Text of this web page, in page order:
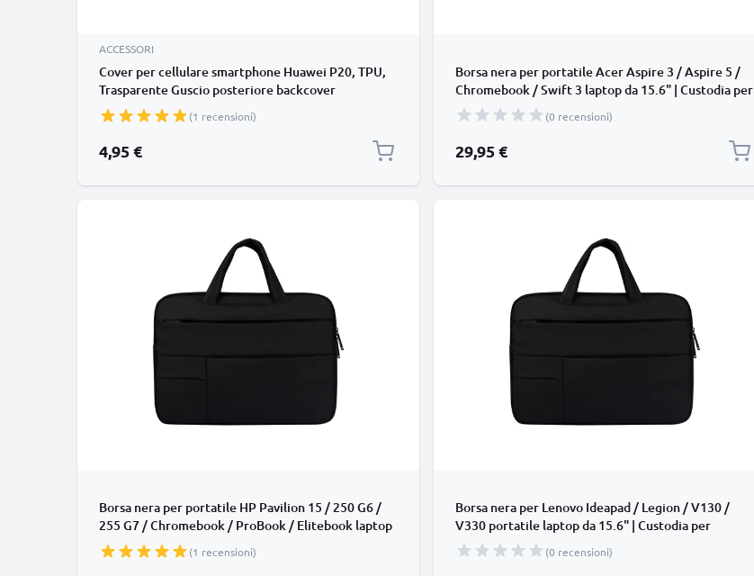
ACCESSORI
Cover per cellulare smartphone Huawei P20, TPU,
Trasparente Guscio posteriore backcover
protezione per telefono - Previeni costose
riparazioni evita danni!
(1 recensioni)
4,95 €
Borsa nera per portatile Acer Aspire 3 / Aspire 5 /
Chromebook / Swift 3 laptop da 15.6" | Custodia per
portatile, Astuccio per laptop
(0 recensioni)
29,95 €
Borsa nera per portatile HP Pavilion 15 / 250 G6 /
255 G7 / Chromebook / ProBook / Elitebook laptop
da 15.6" | Custodia per portatile, Astuccio per
laptop
(1 recensioni)
Borsa nera per Lenovo Ideapad / Legion / V130 /
V330 portatile laptop da 15.6" | Custodia per
portatile, Astuccio per laptop
(0 recensioni)